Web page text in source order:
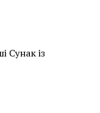
Сунак із